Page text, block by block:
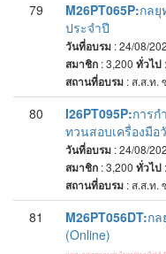
79 M26PT065P:กลยุ
ประจำปี
วันที่อบรม : 24/08/
สมาชิก : 3,200 ทั่วไป
สถานที่อบรม : ส.ส.ท.
80 I26PT095P:การก
ทวนสอบเครื่องมื
วันที่อบรม : 24/08/
สมาชิก : 3,200 ทั่วไป
สถานที่อบรม : ส.ส.ท.
81 M26PT056DT:ก
(Online)